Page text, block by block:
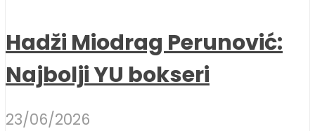
Hadži Miodrag Perunović:
Najbolji YU bokseri
23/06/2026